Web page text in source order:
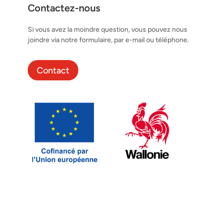
Contactez-nous
Si vous avez la moindre question, vous pouvez nous
joindre via notre formulaire, par e-mail ou téléphone.
Contact